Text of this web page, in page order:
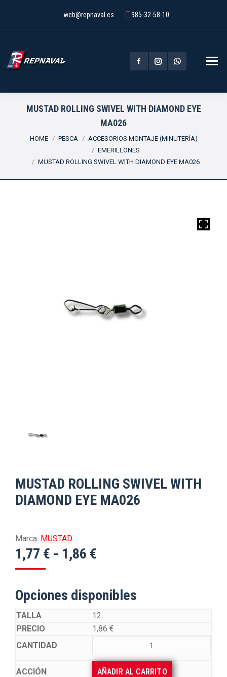
web@repnaval.es 985-32-58-10
Facebook
opens
new
window
Instagram
opens
new
window
Whatsapp
opens
new
window
MUSTAD ROLLING SWIVEL WITH DIAMOND EYE
MA026
You are here:
HOME PESCA
ACCESORIOS MONTAJE (MINUTERÍA)
EMERILLONES
MUSTAD ROLLING SWIVEL WITH DIAMOND EYE MA026
MUSTAD ROLLING SWIVEL WITH
DIAMOND EYE MA026
Marca: MUSTAD
1,77 € - 1,86 €
precios:
desde
1,77 €
hasta
1,86 €
Opciones disponibles
12
1,86 €
AÑADIR AL CARRITO